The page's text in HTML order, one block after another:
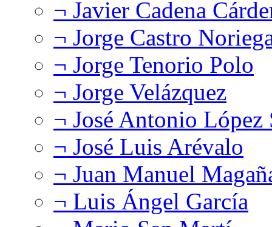
¬ Javier Cadena
¬ Jorge Castro
¬ Jorge Tenorio Polo
¬ Jorge Velázquez
¬ José Antonio López
¬ José Luis Arévalo
¬ Juan Manuel
¬ Luis Ángel García